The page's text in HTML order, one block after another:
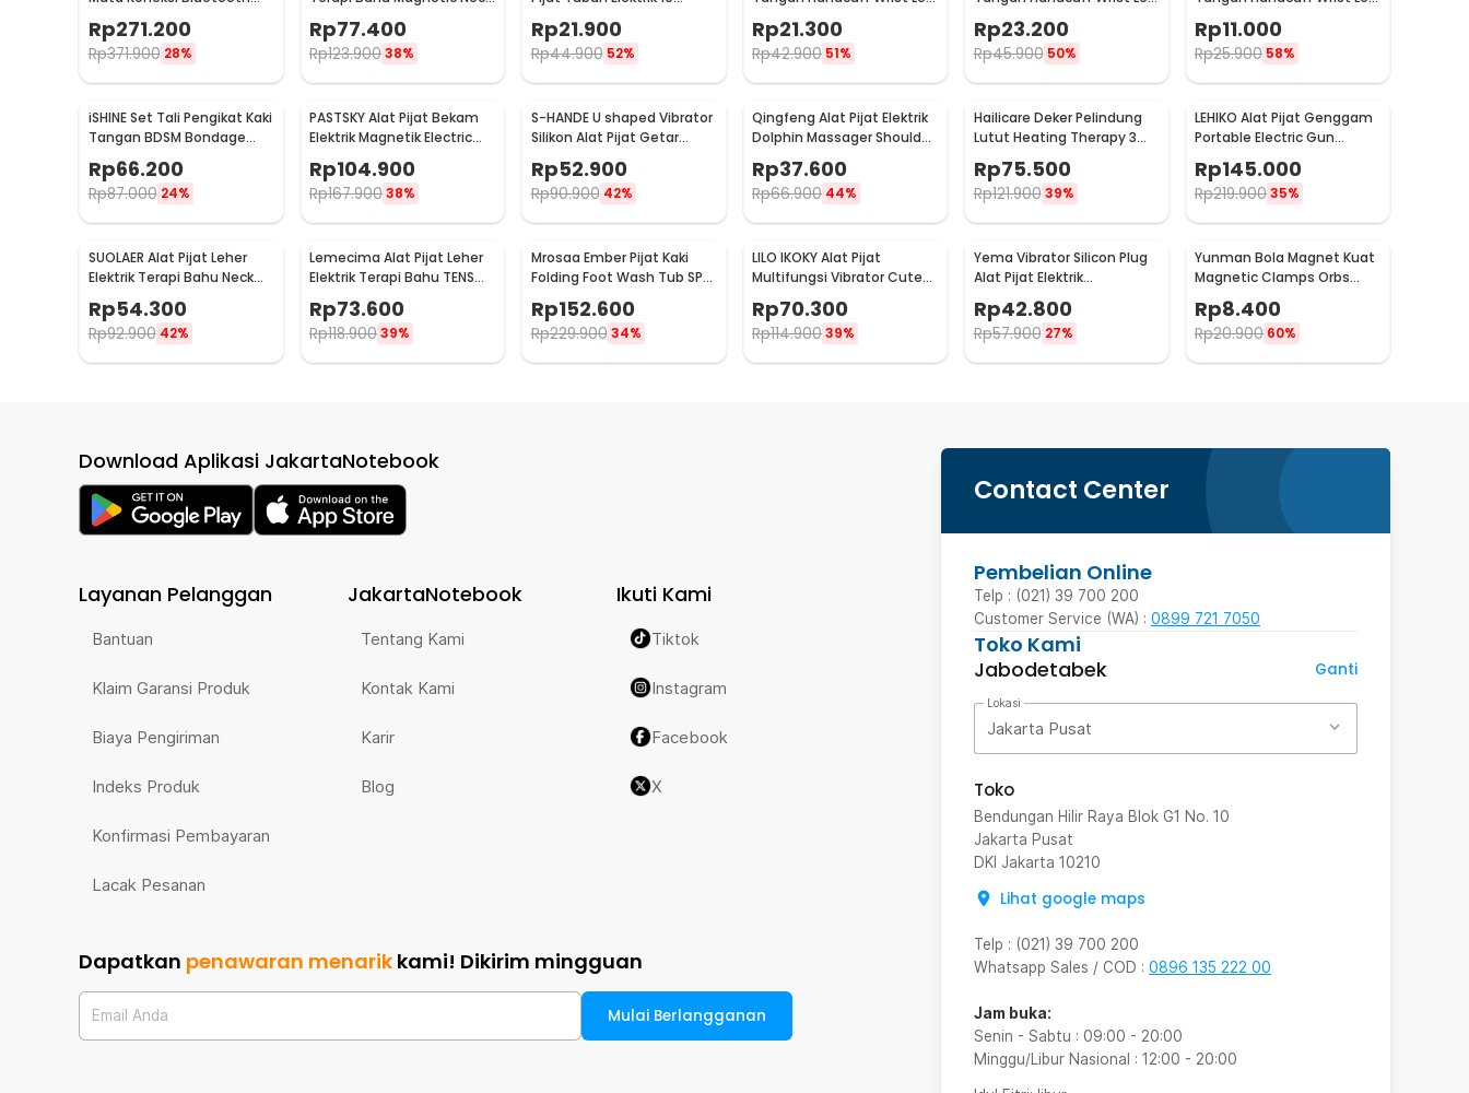
Rp271.200
Rp371.900 28%
Rp77.400
Rp123.90038%
Rp21.900
Rp44.900 52%
BDSM - PCT4
Rp21.300
Rp42.900 51%
BDSM - 00632
Rp23.200
Rp45.900 50%
Rp11.000
Rp25.900 58%
iSHINE Set Tali Pengikat Kaki
Tangan BDSM Bondage
Sets Rope - BD15
Rp66.200
Rp87.000 24%
PASTSKY Alat Pijat Bekam
Elektrik Magnetik Electric
Rp104.900
Rp167.90038%
S-HANDE U shaped Vibrator
Silikon Alat Pijat Getar
Rp52.900
Rp90.900 42%
Qingfeng Alat Pijat Elektrik
Dolphin Massager Shoulder
Vibration USB - HK668
Rp37.600
Rp66.900 44%
Hailicare Deker Pelindung
Lutut Heating Therapy 3
Rp75.500
Rp121.900 39%
LEHIKO Alat Pijat Genggam
Portable Electric Gun
KH-320
Rp145.000
Rp219.90035%
SUOLAER Alat Pijat Leher
Elektrik Terapi Bahu Neck
Massager - KS-996-1D
Rp54.300
Rp92.900 42%
Lemecima Alat Pijat Leher
Elektrik Terapi Bahu TENS
Neck Massager - JT-808
Rp73.600
Rp118.90039%
Mrosaa Ember Pijat Kaki
Folding Foot Wash Tub SPA
Sauna Massage Bucket -
7981
Rp152.600
Rp229.900 34%
LILO IKOKY Alat Pijat
Multifungsi Vibrator Cute
Pig Electric - HL-1907
Rp70.300
Rp114.90039%
Yema Vibrator Silicon Plug
Alat Pijat Elektrik
Multifungsi - A1582
Rp42.800
Rp57.900 27%
Yunman Bola Magnet Kuat
Magnetic Clamps Orbs
Multifungsi 1cm 2 PCS -
BD05
Rp8.400
Rp20.900 60%
Contact Center
Pembelian Online
Telp : (021) 39 700 200
Customer Service (WA) : 0899 721 7050
Toko Kami
Jabodetabek
Ganti
Lokasi
Jakarta Pusat
Toko
Bendungan Hilir Raya Blok G1 No. 10
Jakarta Pusat
DKI Jakarta 10210
Lihat google maps
Telp : (021) 39 700 200
Whatsapp Sales / COD : 0896 135 222 00
Jam buka:
Senin - Sabtu : 09:00 - 20:00
Minggu/Libur Nasional : 12:00 - 20:00
Download Aplikasi JakartaNotebook
Layanan Pelanggan
Bantuan
Klaim Garansi Produk
Biaya Pengiriman
Indeks Produk
Konfirmasi Pembayaran
Lacak Pesanan
JakartaNotebook
Tentang Kami
Kontak Kami
Karir
Blog
Ikuti Kami
Tiktok
Instagram
Facebook
X
Dapatkan penawaran menarik kami! Dikirim mingguan
Email Anda Mulai Berlangganan